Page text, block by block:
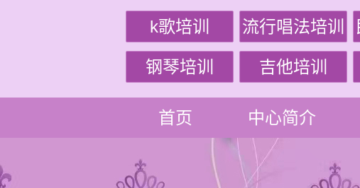
k歌培训 流行唱法培训
钢琴培训 吉他培训
首页 中心简介